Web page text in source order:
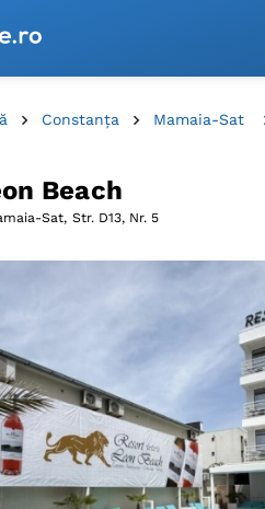
Constanța Mamaia-Sat
Beach
Sat, Str. D13, Nr. 5